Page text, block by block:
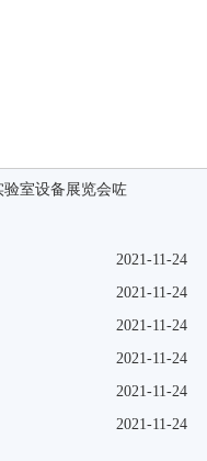
验室设备展览会咗
2021-11-24
2021-11-24
2021-11-24
2021-11-24
2021-11-24
2021-11-24